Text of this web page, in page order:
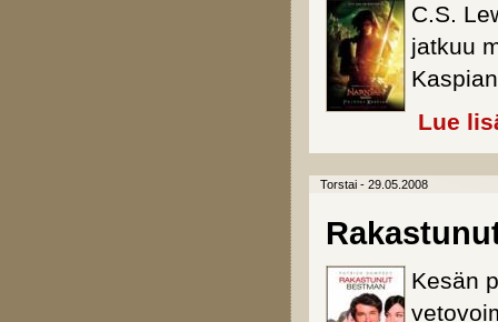
C.S.
jatkuu
Lue
Torstai - 29.05.2008
Kesän